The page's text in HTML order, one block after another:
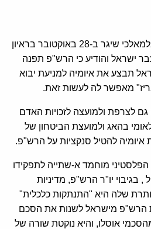
שר החוץ הפלסטיני ריאד אלמאלכי שיגר ב-28 באוקטובר בראיון
ישראל והודיע כי הרש"פ תפנה
תבצע את איומיה למניעת יבוא
מאפשר לה לעשות זאת.
לצרפת ולמועצה לזכויות האדם
בהאג ולמועצת הביטחון של
להטיל סנקציות על הרש"פ.
מוחמד א-שתייה לתפקידו
בגיבוי יו"ר הרש"פ, מדיניות
שלה היא "התנתקות כלכלית"
הרש"פ מישראל לשנות את הסכם
אוסלו, והיא נוקטת שורה של